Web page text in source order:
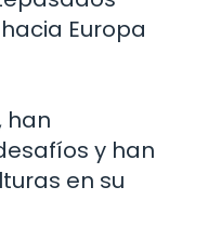
Europa
han
y han
en su